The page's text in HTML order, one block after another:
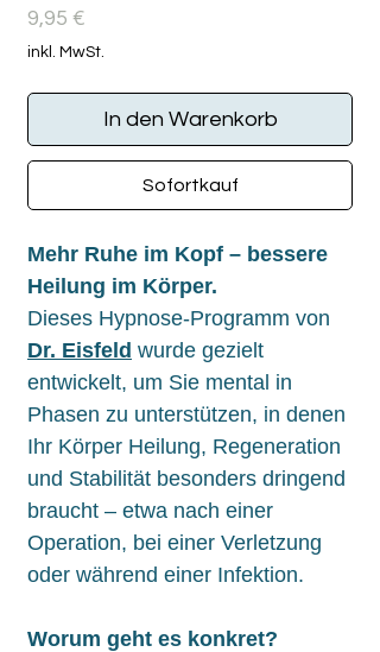
9,95 €
inkl. MwSt.
In den Warenkorb
Sofortkauf
Mehr Ruhe im Kopf – bessere
Heilung im Körper.
Dieses Hypnose-Programm von
Dr. Eisfeld wurde gezielt
entwickelt, um Sie mental in
Phasen zu unterstützen, in denen
Ihr Körper Heilung, Regeneration
und Stabilität besonders dringend
braucht – etwa nach einer
Operation, bei einer Verletzung
oder während einer Infektion.
Worum geht es konkret?